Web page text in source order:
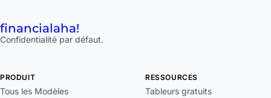
financialaha!
Confidentialité par défaut.
PRODUIT
Tous les Modèles
RESSOURCES
Tableurs gratuits